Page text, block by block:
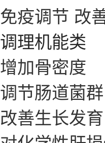
免疫调节 改
调理机能类
增加骨密度
调节肠道菌群
改善生长发育